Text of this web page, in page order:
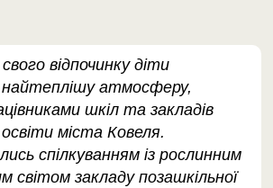
відпочинку діти
найтеплішу атмосферу,
шкіл та закладів
освіти міста Ковеля.
спілкуванням із рослинним
світом закладу позашкільної